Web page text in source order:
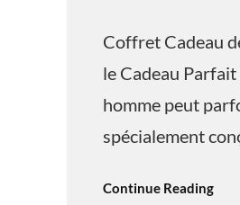
Coffret Cadeau
le Cadeau Parfait
homme peut
spécialement
Continue Reading